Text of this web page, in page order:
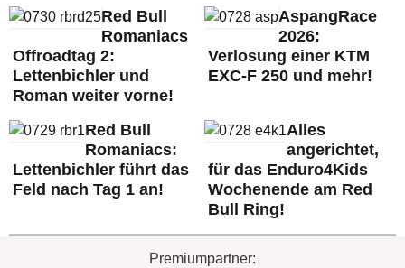
Red Bull
Romaniacs
Offroadtag 2:
Lettenbichler und
Roman weiter vorne!
AspangRace
2026:
Verlosung einer KTM
EXC-F 250 und mehr!
Red Bull
Romaniacs:
Lettenbichler führt das
Feld nach Tag 1 an!
Alles
angerichtet,
für das Enduro4Kids
Wochenende am Red
Bull Ring!
Premiumpartner: